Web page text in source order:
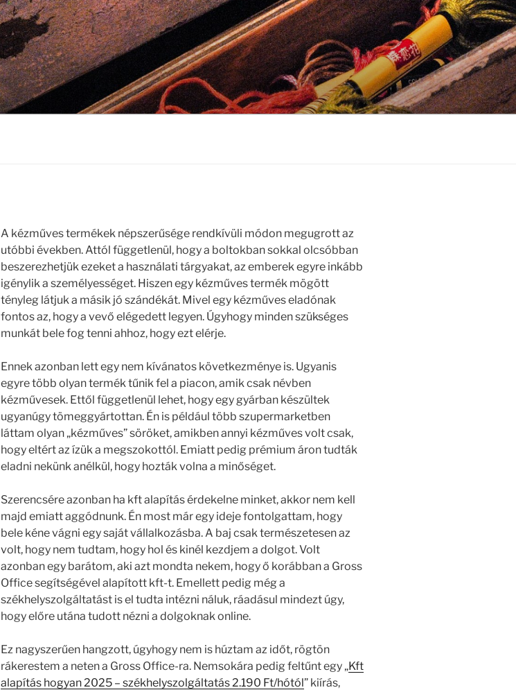
A kézműves termékek népszerűsége rendkívüli módon megugrott az
utóbbi években. Attól függetlenül, hogy a boltokban sokkal olcsóbban
beszerezhetjük ezeket a használati tárgyakat, az emberek egyre inkább
igénylik a személyességet. Hiszen egy kézműves termék mögött
tényleg látjuk a másik jó szándékát. Mivel egy kézműves eladónak
fontos az, hogy a vevő elégedett legyen. Úgyhogy minden szükséges
munkát bele fog tenni ahhoz, hogy ezt elérje.
Ennek azonban lett egy nem kívánatos következménye is. Ugyanis
egyre több olyan termék tűnik fel a piacon, amik csak névben
kézművesek. Ettől függetlenül lehet, hogy egy gyárban készültek
ugyanúgy tömeggyártottan. Én is például több szupermarketben
láttam olyan „kézműves” söröket, amikben annyi kézműves volt csak,
hogy eltért az ízük a megszokottól. Emiatt pedig prémium áron tudták
eladni nekünk anélkül, hogy hozták volna a minőséget.
Szerencsére azonban ha kft alapítás érdekelne minket, akkor nem kell
majd emiatt aggódnunk. Én most már egy ideje fontolgattam, hogy
bele kéne vágni egy saját vállalkozásba. A baj csak természetesen az
volt, hogy nem tudtam, hogy hol és kinél kezdjem a dolgot. Volt
azonban egy barátom, aki azt mondta nekem, hogy ő korábban a Gross
Office segítségével alapított kft-t. Emellett pedig még a
székhelyszolgáltatást is el tudta intézni náluk, ráadásul mindezt úgy,
hogy előre utána tudott nézni a dolgoknak online.
Ez nagyszerűen hangzott, úgyhogy nem is húztam az időt, rögtön
rákerestem a neten a Gross Office-ra. Nemsokára pedig feltűnt egy „Kft
alapítás hogyan 2025 – székhelyszolgáltatás 2.190 Ft/hótól” kiírás,